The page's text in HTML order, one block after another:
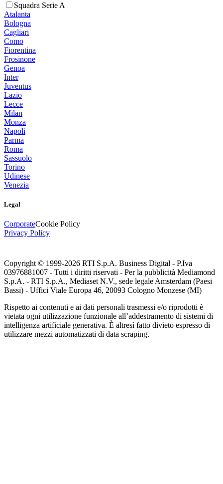
Squadra Serie A
Atalanta
Bologna
Cagliari
Como
Fiorentina
Frosinone
Genoa
Inter
Juventus
Lazio
Lecce
Milan
Monza
Napoli
Parma
Roma
Sassuolo
Torino
Udinese
Venezia
Legal
CorporateCookie Policy
Privacy Policy
Copyright © 1999-2026 RTI S.p.A. Business Digital - P.Iva
03976881007 - Tutti i diritti riservati - Per la pubblicità Mediamond
S.p.A. - RTI S.p.A., Mediaset N.V., sede legale Amsterdam (Paesi
Bassi) - Uffici Viale Europa 46, 20093 Cologno Monzese (MI)
Rispetto ai contenuti e ai dati personali trasmessi e/o riprodotti è
vietata ogni utilizzazione funzionale all’addestramento di sistemi di
intelligenza artificiale generativa. È altresì fatto divieto espresso di
utilizzare mezzi automatizzati di data scraping.